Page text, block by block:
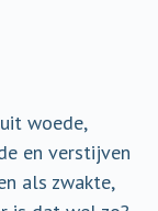
woede,
en verstijven
als zwakte,